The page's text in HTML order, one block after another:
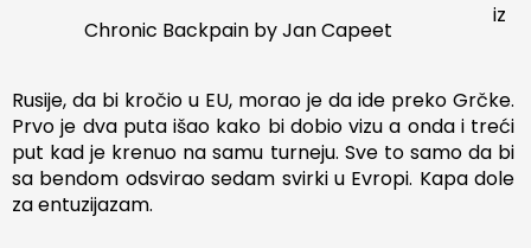
Chronic Backpain by Jan Capeet
iz
Rusije, da bi kročio u EU, morao je da ide preko Grčke.
Prvo je dva puta išao kako bi dobio vizu a onda i treći
put kad je krenuo na samu turneju. Sve to samo da bi
sa bendom odsvirao sedam svirki u Evropi. Kapa dole
za entuzijazam.